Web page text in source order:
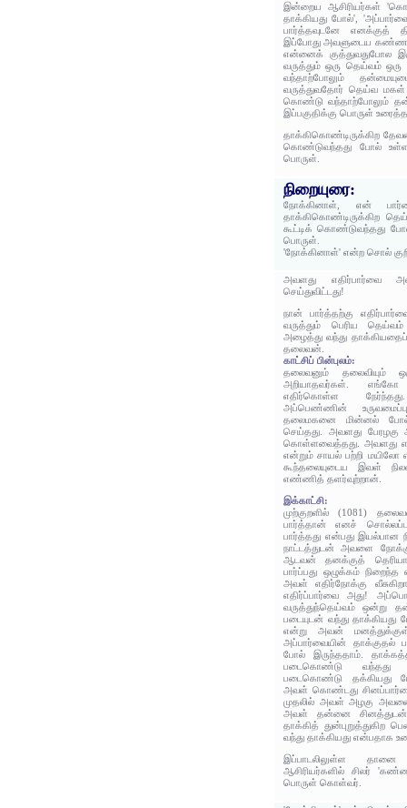
இன்றைய ஆசிரியர்கள்
தாக்கியது போல்',
பார்த்தவுடனே எனக்குத்
இப்போது அவளுடைய
என்னைக் குத்துவதுபோல
வருத்தும் ஒரு தெய்வம்
வந்தாற்போலும்
வருத்துவதோர் தெய்வ மகள்
கொண்டு வந்தாற்போலும்
இப்பகுதிக்கு பொருள்
தாக்கிகொண்டிருக்கிற
கொண்டுவந்தது போல்
பொருள்.
நிறையுரை:
நோக்கினாள், என்
தாக்கிகொண்டிருக்கிற
கூட்டிக் கொண்டுவந்தது
பொருள்.
'நோக்கினாள்' என்ற சொல்
அவளது எதிர்பார்வை
செய்துவிட்டது!
நான் பார்த்தற்கு
வருத்தும் பெரிய
அழைத்து வந்து
தலைவன்.
காட்சிப் பின்புலம்:
தலைவனும் தலைவியும்
அறியாதவர்கள். எங்கோ
எதிர்கொள்ள நேர்ந்தது.
அப்பெண்ணின்
தலைமகனை மின்னல் போல்
செய்தது. அவளது
கொள்ளவைத்தது. அவளது
என்றும் சாயல் பற்றி மயிலோ
கூந்தலையுடைய இவள்
எண்ணித் தளர்வுற்றான்.
இக்காட்சி:
முற்குறளில் (1081)
பார்த்தான் எனச்
பார்த்தது என்பது இயல்பான
நாட்டத்துடன் அவளை
ஆடவன் தனக்குத்
பார்ப்பது ஒழுக்கம்
அவள் எதிர்நோக்கு
எதிர்ப்பார்வை அது!
வருத்துந்தெய்வம் ஒன்று
படையுடன் வந்து தாக்கியது
என்று அவன் மனத்துக்குள்
அப்பார்வையின் தாக்குதல்
போல் இருந்ததாம்.
படைகொண்டு வந்தது
படைகொண்டு தக்கியது
அவள் கொண்டது
முதலில் அவள் அழகு
அவள் தன்னை சினத்துடன்
தாக்கித்
வந்து தாக்கியது என்பதாக
இப்பாடலிலுள்ள
ஆசிரியர்களில் சிலர்
பொருள் கொள்வர்.